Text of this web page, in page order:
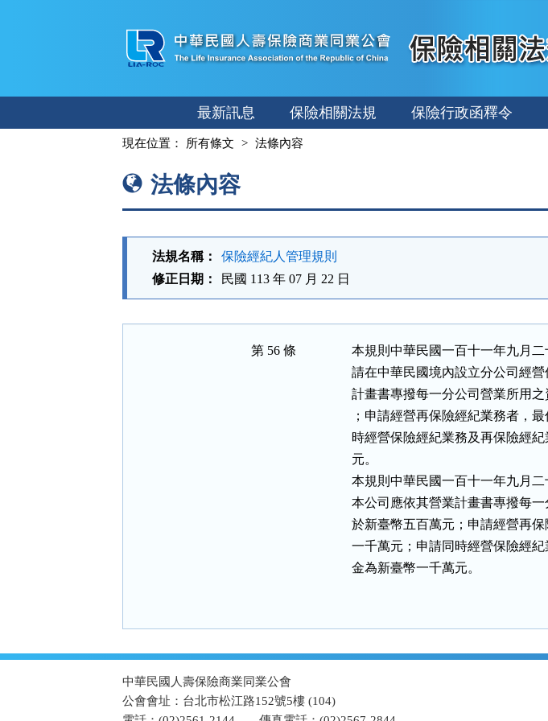
容
最新訊息 保險相關法規 保險行政函釋令
現在位置： 所有條文 法條內容
法條內容
法規名稱：
保險經紀人管理規則
修正日期：
民國 113 年 07 月 22 日
第 56 條
本規則中華民國一百十一年九月
請在中華民國境內設立分公司經
計畫書專撥每一分公司營業所用
；申請經營再保險經紀業務者，
時經營保險經紀業務及再保險經
元。
本規則中華民國一百十一年九月
本公司應依其營業計畫書專撥每
於新臺幣五百萬元；申請經營再
一千萬元；申請同時經營保險經
金為新臺幣一千萬元。
中華民國人壽保險商業同業公會
公會會址：台北市松江路152號5樓 (104)